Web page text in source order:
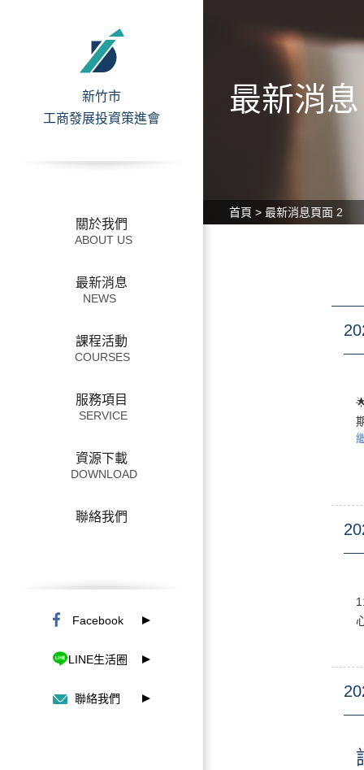
新竹市
工商發展投資策進會
關於我們
最新消息
課程活動
服務項目
資源下載
聯絡我們
Facebook
LINE生活圈
聯絡我們
產業發展概要
新竹市地理位置
重大投資政策
最新消息
首頁 > 最新消息頁面 2